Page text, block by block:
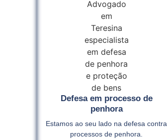
Defesa em processo de
penhora
Estamos ao seu lado na defesa contra
processos de penhora.